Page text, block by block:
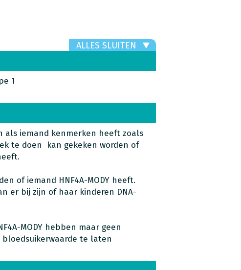
ALLES SLUITEN
1
als iemand kenmerken heeft zoals
te doen kan gekeken worden of
of iemand HNF4A-MODY heeft.
er bij zijn of haar kinderen DNA-
MODY hebben maar geen
te laten